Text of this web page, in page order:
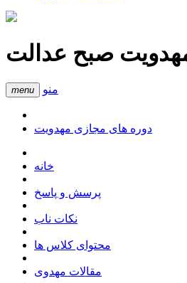
صبح عدالت
menu منو
دوره های مجازی مهدویت
خانه
پرسش و پاسخ
نکات ناب
محتوای کلاس ها
مقالات مهدوی